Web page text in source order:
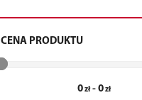
CENA PRODUKTU
0 - 0